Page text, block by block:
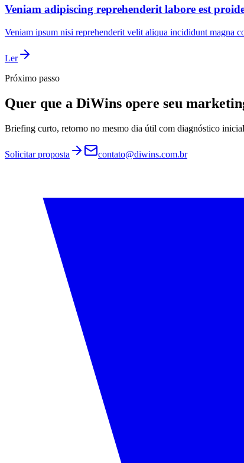
Veniam adipiscing reprehenderit labore est
Veniam ipsum nisi reprehenderit velit aliqua incididunt magna
Ler
Próximo passo
Quer que a DiWins opere seu
Briefing curto, retorno no mesmo dia útil com diagnóstico
Solicitar proposta contato@diwins.com.br